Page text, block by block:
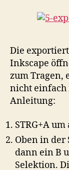
Die
Inkscape
zum Tragen,
nicht einfach
Anleitung:
STRG+A
Oben in der
dann ein B
Selektion.